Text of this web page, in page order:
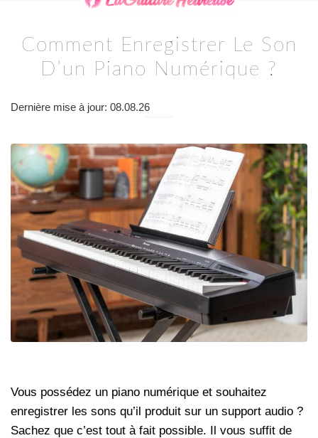
Comment Enregistrer Le Son
D’un Piano Numérique ?
Dernière mise à jour: 08.08.26
Vous possédez un piano numérique et souhaitez
enregistrer les sons qu’il produit sur un support audio ?
Sachez que c’est tout à fait possible. Il vous suffit de